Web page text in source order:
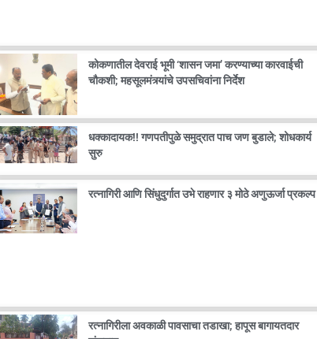
कोकणातील देवराई भूमी ‘शासन जमा’ करण्याच्या कारवाईची
चौकशी; महसूलमंत्र्यांचे उपसचिवांना निर्देश
धक्कादायक!! गणपतीपुळे समुद्रात पाच जण बुडाले; शोधकार्य
सुरु
रत्नागिरी आणि सिंधुदुर्गात उभे राहणार ३ मोठे अणुऊर्जा प्रकल्प
रत्नागिरीला अवकाळी पावसाचा तडाखा; हापूस बागायतदार